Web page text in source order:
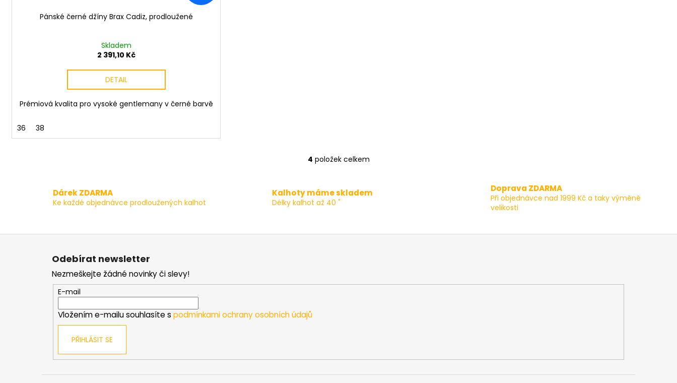
Pánské černé džíny Brax Cadiz, prodloužené
Skladem
2 391,10 Kč
DETAIL
Prémiová kvalita pro vysoké gentlemany v černé barvě
36 38
O
á
c
k
u
4 položek celkem
Dárek ZDARMA
Ke každé objednávce prodloužených kalhot
Kalhoty máme skladem
Délky kalhot až 40 "
Doprava ZDARMA
Při objednávce nad 1999 Kč a taky výměně
velikosti
Z
Odebírat newsletter
Nezmeškejte žádné novinky či slevy!
E-mail
Vložením e-mailu souhlasíte s podmínkami ochrany osobních údajů
PŘIHLÁSIT SE